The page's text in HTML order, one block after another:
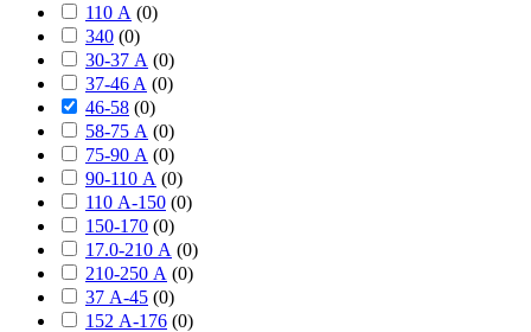
110 А (0)
340 (0)
30-37 А (0)
37-46 A (0)
46-58 (0)
58-75 А (0)
75-90 А (0)
90-110 А (0)
110 А-150 (0)
150-170 (0)
17.0-210 А (0)
210-250 А (0)
37 А-45 (0)
152 А-176 (0)